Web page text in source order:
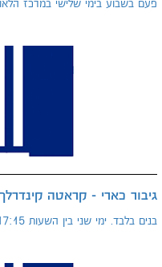
פעם בשבוע בימי שלישי במרכז
גיבור כארי - קראטה קינדרלך 6-8
בנים בלבד. ימי שני בין השעות 16:30-17:15. מועבר ע"י מדריכים מ"גיבור ...